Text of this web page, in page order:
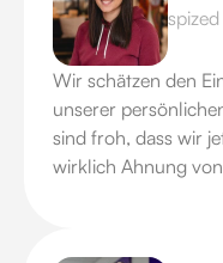
spized
Wir schätzen den
unserer
sind froh, dass wir
wirklich Ahnung